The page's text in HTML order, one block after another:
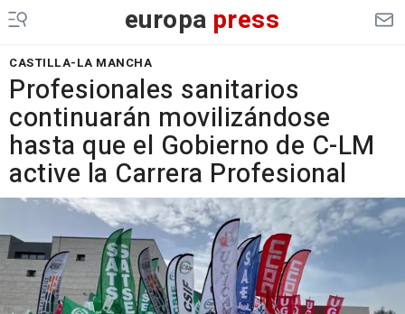
europa press
CASTILLA-LA MANCHA
Profesionales sanitarios
continuarán movilizándose
hasta que el Gobierno de C-LM
active la Carrera Profesional